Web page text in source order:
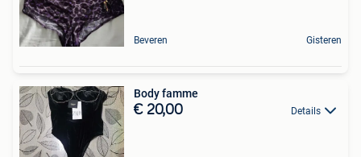
Beveren Gisteren
Body famme
€ 20,00 Details